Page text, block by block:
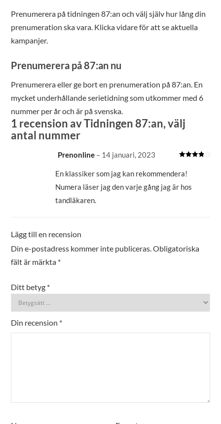
Prenumerera på tidningen 87:an och välj själv hur lång din
prenumeration ska vara. Klicka vidare för att se aktuella
kampanjer.
Prenumerera på 87:an nu
Prenumerera eller ge bort en prenumeration på 87:an. En
mycket underhållande serietidning som utkommer med 6
nummer per år och är på svenska.
1 recension avTidningen 87:an, välj
antal nummer
Prenonline – 14 januari, 2023
En klassiker som jag kan rekommendera!
Numera läser jag den varje gång jag är hos
tandläkaren.
Lägg till en recension
Din e-postadress kommer inte publiceras.Obligatoriska
fält är märkta *
Ditt betyg *
Din recension *